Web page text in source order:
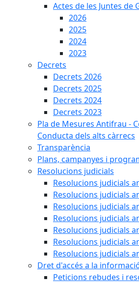
Actes de les Juntes de
2026
2025
2024
2023
Decrets
Decrets 2026
Decrets 2025
Decrets 2024
Decrets 2023
Pla de Mesures Antifrau -
Conducta dels alts càrrecs
Transparència
Plans, campanyes i
Resolucions judicials
Resolucions judicials
Resolucions judicials
Resolucions judicials
Resolucions judicials
Resolucions judicials
Resolucions judicials
Resolucions judicials
Dret d'accés a la
Peticions rebudes i